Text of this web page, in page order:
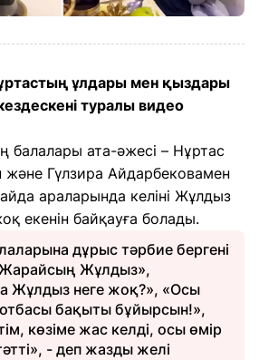
ұлдары мен қыздары
туралы видео
балалары ата-әжесі – Нұртас
және Гүлзира Айдарбековамен
араларында келіні Жұлдыз
екенін байқауға болады.
дұрыс тәрбие бергені
Жарайсың Жұлдыз»,
Жұлдыз неге жоқ?», «Осы
бақыты бұйырсын!»,
көзіме жас келді, осы өмір
- деп жазды желі